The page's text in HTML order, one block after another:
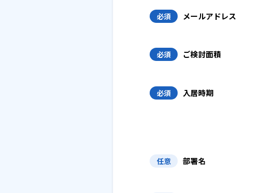
必須 メールアドレス
必須 ご検討面積
必須 入居時期
任意 部署名